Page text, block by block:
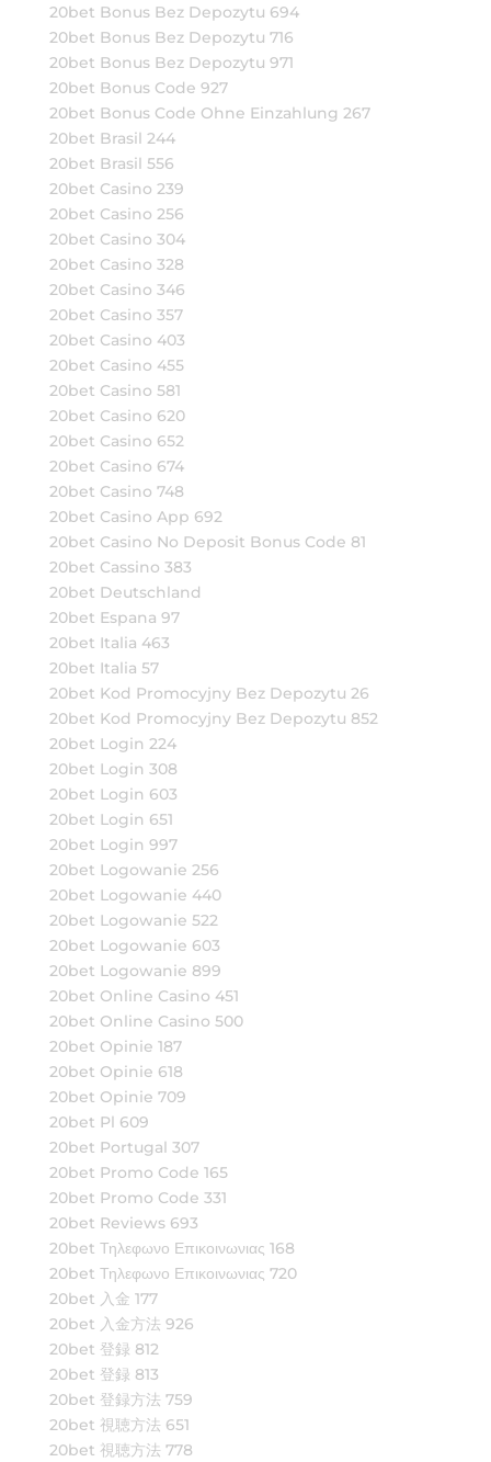
20bet Bonus Bez Depozytu 694
20bet Bonus Bez Depozytu 716
20bet Bonus Bez Depozytu 971
20bet Bonus Code 927
20bet Bonus Code Ohne Einzahlung 267
20bet Brasil 244
20bet Brasil 556
20bet Casino 239
20bet Casino 256
20bet Casino 304
20bet Casino 328
20bet Casino 346
20bet Casino 357
20bet Casino 403
20bet Casino 455
20bet Casino 581
20bet Casino 620
20bet Casino 652
20bet Casino 674
20bet Casino 748
20bet Casino App 692
20bet Casino No Deposit Bonus Code 81
20bet Cassino 383
20bet Deutschland
20bet Espana 97
20bet Italia 463
20bet Italia 57
20bet Kod Promocyjny Bez Depozytu 26
20bet Kod Promocyjny Bez Depozytu 852
20bet Login 224
20bet Login 308
20bet Login 603
20bet Login 651
20bet Login 997
20bet Logowanie 256
20bet Logowanie 440
20bet Logowanie 522
20bet Logowanie 603
20bet Logowanie 899
20bet Online Casino 451
20bet Online Casino 500
20bet Opinie 187
20bet Opinie 618
20bet Opinie 709
20bet Pl 609
20bet Portugal 307
20bet Promo Code 165
20bet Promo Code 331
20bet Reviews 693
20bet Τηλεφωνο Επικοινωνιας 168
20bet Τηλεφωνο Επικοινωνιας 720
20bet 入金 177
20bet 入金方法 926
20bet 登録 812
20bet 登録 813
20bet 登録方法 759
20bet 視聴方法 651
20bet 視聴方法 778